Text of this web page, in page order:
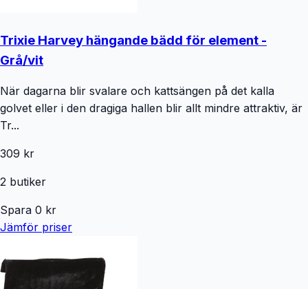
Trixie Harvey hängande bädd för element -
Grå/vit
När dagarna blir svalare och kattsängen på det kalla
golvet eller i den dragiga hallen blir allt mindre attraktiv, är
Tr...
309 kr
2 butiker
Spara 0 kr
Jämför priser